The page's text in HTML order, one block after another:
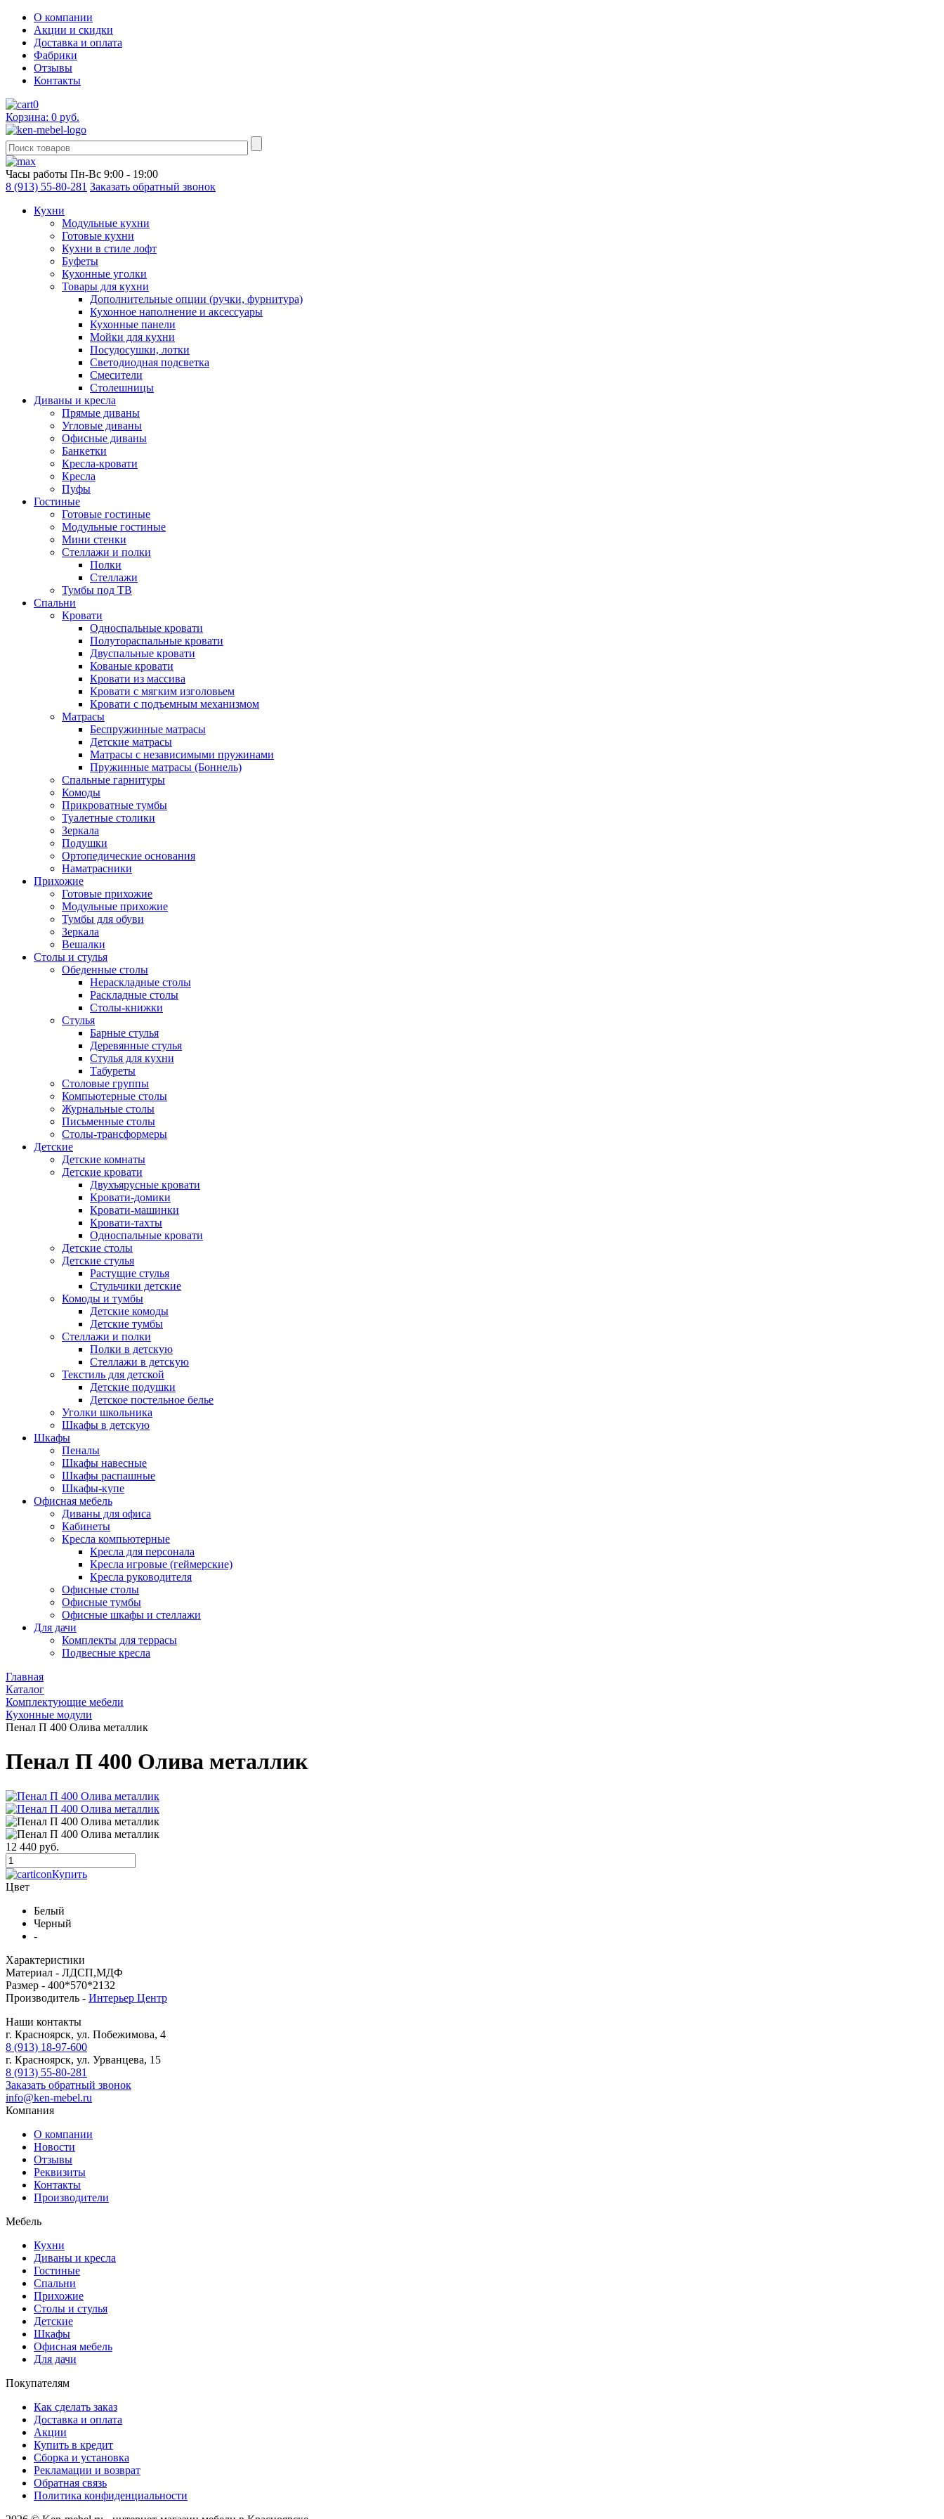
О компании
Акции и скидки
Доставка и оплата
Фабрики
Отзывы
Контакты
0
Корзина: 0 руб.
Часы работы Пн-Вс 9:00 - 19:00
8 (913) 55-80-281 Заказать обратный звонок
Кухни
Модульные кухни
Готовые кухни
Кухни в стиле лофт
Буфеты
Кухонные уголки
Товары для кухни
Дополнительные опции (ручки, фурнитура)
Кухонное наполнение и аксессуары
Кухонные панели
Мойки для кухни
Посудосушки, лотки
Светодиодная подсветка
Смесители
Столешницы
Диваны и кресла
Прямые диваны
Угловые диваны
Офисные диваны
Банкетки
Кресла-кровати
Кресла
Пуфы
Гостиные
Готовые гостиные
Модульные гостиные
Мини стенки
Стеллажи и полки
Полки
Стеллажи
Тумбы под ТВ
Спальни
Кровати
Односпальные кровати
Полутораспальные кровати
Двуспальные кровати
Кованые кровати
Кровати из массива
Кровати с мягким изголовьем
Кровати с подъемным механизмом
Матрасы
Беспружинные матрасы
Детские матрасы
Матрасы с независимыми пружинами
Пружинные матрасы (Боннель)
Спальные гарнитуры
Комоды
Прикроватные тумбы
Туалетные столики
Зеркала
Подушки
Ортопедические основания
Наматрасники
Прихожие
Готовые прихожие
Модульные прихожие
Тумбы для обуви
Зеркала
Вешалки
Столы и стулья
Обеденные столы
Нераскладные столы
Раскладные столы
Столы-книжки
Стулья
Барные стулья
Деревянные стулья
Стулья для кухни
Табуреты
Столовые группы
Компьютерные столы
Журнальные столы
Письменные столы
Столы-трансформеры
Детские
Детские комнаты
Детские кровати
Двухъярусные кровати
Кровати-домики
Кровати-машинки
Кровати-тахты
Односпальные кровати
Детские столы
Детские стулья
Растущие стулья
Стульчики детские
Комоды и тумбы
Детские комоды
Детские тумбы
Стеллажи и полки
Полки в детскую
Стеллажи в детскую
Текстиль для детской
Детские подушки
Детское постельное белье
Уголки школьника
Шкафы в детскую
Шкафы
Пеналы
Шкафы навесные
Шкафы распашные
Шкафы-купе
Офисная мебель
Диваны для офиса
Кабинеты
Кресла компьютерные
Кресла для персонала
Кресла игровые (геймерские)
Кресла руководителя
Офисные столы
Офисные тумбы
Офисные шкафы и стеллажи
Для дачи
Комплекты для террасы
Подвесные кресла
Главная
Каталог
Комплектующие мебели
Кухонные модули
Пенал П 400 Олива металлик
Пенал П 400 Олива металлик
12 440 руб.
Купить
Цвет
Белый
Черный
-
Характеристики
Материал - ЛДСП,МДФ
Размер - 400*570*2132
Производитель - Интерьер Центр
Наши контакты
г. Красноярск, ул. Побежимова, 4
8 (913) 18-97-600
г. Красноярск, ул. Урванцева, 15
8 (913) 55-80-281
Заказать обратный звонок
info@ken-mebel.ru
Компания
О компании
Новости
Отзывы
Реквизиты
Контакты
Производители
Мебель
Кухни
Диваны и кресла
Гостиные
Спальни
Прихожие
Столы и стулья
Детские
Шкафы
Офисная мебель
Для дачи
Покупателям
Как сделать заказ
Доставка и оплата
Акции
Купить в кредит
Сборка и установка
Рекламации и возврат
Обратная связь
Политика конфиденциальности